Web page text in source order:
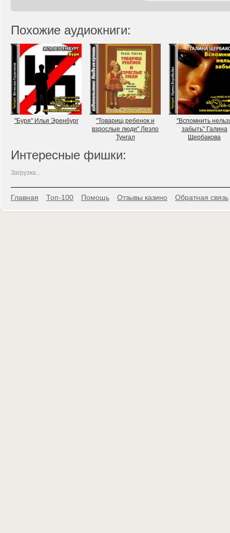
Похожие аудиокниги:
"Буря" Илья Эренбург
"Товарищ ребенок и
взрослые люди" Леэло
Тунгал
"Вспомнить
забыть" Галина
Щербакова
Интересные фишки:
Загрузка...
Главная Топ-100 Помощь Отзывы казино Обратная связь